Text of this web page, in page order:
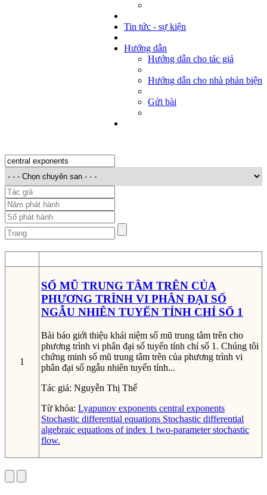
Tin tức - sự kiện
Hướng dẫn
Hướng dẫn cho tác giả
Hướng dẫn cho nhà phản biện
Gửi bài
1
SỐ MŨ TRUNG TÂM TRÊN CỦA
PHƯƠNG TRÌNH VI PHÂN ĐẠI SỐ
NGẪU NHIÊN TUYẾN TÍNH CHỈ SỐ 1
Bài báo giới thiệu khái niệm số mũ trung tâm trên cho
phương trình vi phân đại số tuyến tính chỉ số 1. Chúng tôi
chứng minh số mũ trung tâm trên của phương trình vi
phân đại số ngẫu nhiên tuyến tính...
Tác giả: Nguyễn Thị Thế
Từ khóa: Lyapunov exponents central exponents
Stochastic differential equations Stochastic differential
algebraic equations of index 1 two-parameter stochastic
flow.